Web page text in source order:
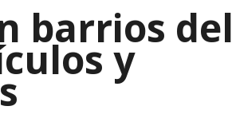
barrios del
y